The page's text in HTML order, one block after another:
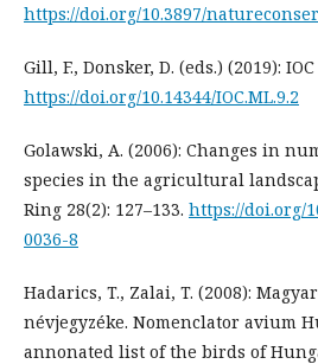
https://doi.org/10.3897/
Gill, F., Donsker, D. (eds.) (2019):
https://doi.org/10.14344/IOC.ML.9.2
Golawski, A. (2006): Changes in
species in the agricultural
Ring 28(2): 127–133. https://doi.org/
0036-8
Hadarics, T., Zalai, T. (2008):
névjegyzéke. Nomenclator avium
annonated list of the birds of